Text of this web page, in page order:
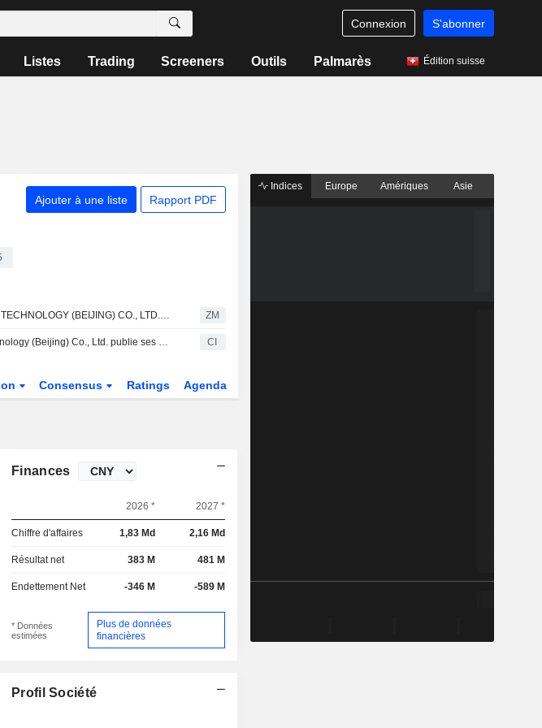
Connexion S'abonner
Listes Trading Screeners Outils Palmarès Édition suisse
Ajouter à une liste Rapport PDF
EYEBRIGHT MEDICAL TECHNOLOGY (BEIJING) CO., LTD. : UBS n'est plus positif ZM
Eyebright Medical Technology (Beijing) Co., Ltd. publie ses résultats pour le premier trimestre clos le 31 mars 2026 CI
Consensus Ratings Agenda
Finances
2026 * 2027 *
Chiffre d'affaires 1,83 Md 2,16 Md
Résultat net 383 M 481 M
Endettement Net -346 M -589 M
* Données
estimées
Plus de données
financières
Profil Société
Indices Europe Amériques Asie